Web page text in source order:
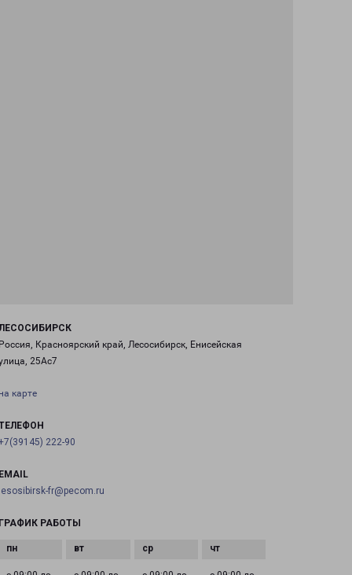
Красноярский край, Лесосибирск, Енисейская
25Ас7
карте
222-90
fr@pecom.ru
РАБОТЫ